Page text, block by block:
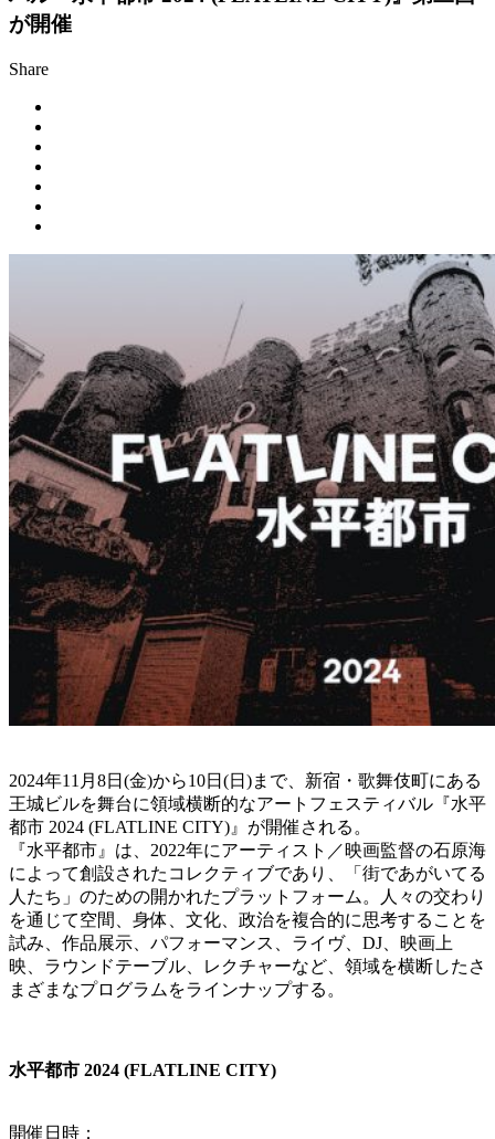
が開催
Share
2024年11月8日(金)から10日(日)まで、新宿・歌舞伎町にある
王城ビルを舞台に領域横断的なアートフェスティバル『水平
都市 2024 (FLATLINE CITY)』が開催される。
『水平都市』は、2022年にアーティスト／映画監督の石原海
によって創設されたコレクティブであり、「街であがいてる
人たち」のための開かれたプラットフォーム。人々の交わり
を通じて空間、身体、文化、政治を複合的に思考することを
試み、作品展示、パフォーマンス、ライヴ、DJ、映画上
映、ラウンドテーブル、レクチャーなど、領域を横断したさ
まざまなプログラムをラインナップする。
水平都市 2024 (FLATLINE CITY)
開催日時：